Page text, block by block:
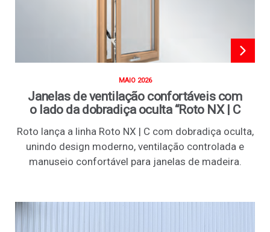
MAIO 2026
Janelas de ventilação confortáveis com
o lado da dobradiça oculta “Roto NX | C
Roto lança a linha Roto NX | C com dobradiça oculta,
unindo design moderno, ventilação controlada e
manuseio confortável para janelas de madeira.